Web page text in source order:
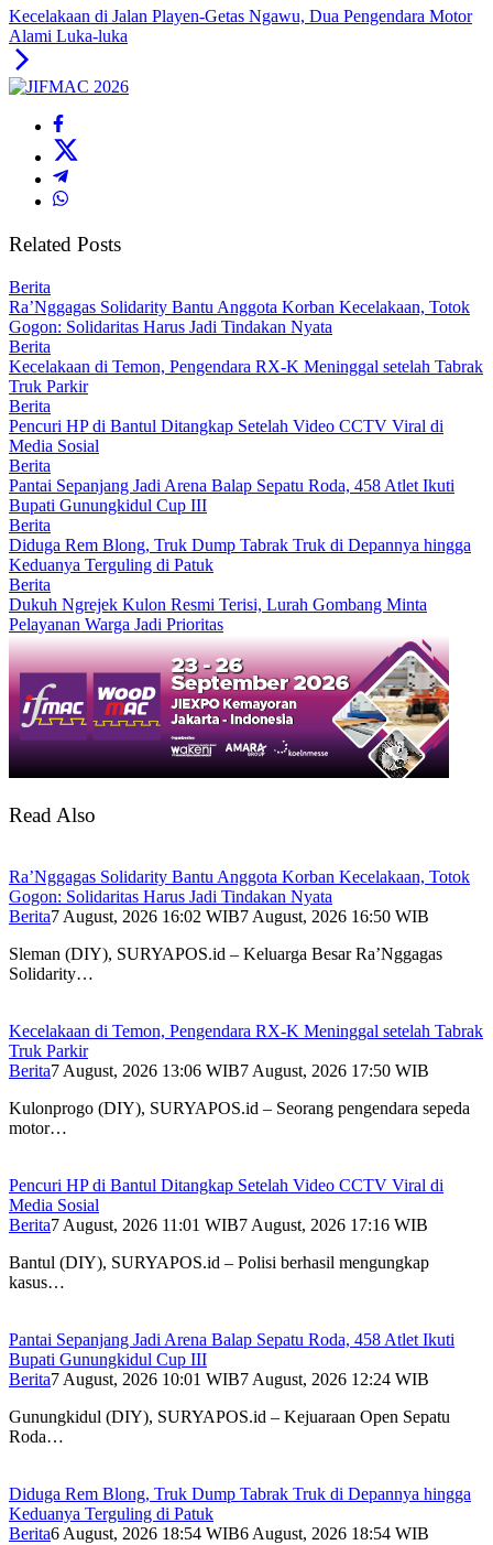
Kecelakaan di Jalan Playen-Getas Ngawu, Dua Pengendara Motor
Alami Luka-luka
Related Posts
Berita
Ra’Nggagas Solidarity Bantu Anggota Korban Kecelakaan, Totok
Gogon: Solidaritas Harus Jadi Tindakan Nyata
Berita
Kecelakaan di Temon, Pengendara RX-K Meninggal setelah Tabrak
Truk Parkir
Berita
Pencuri HP di Bantul Ditangkap Setelah Video CCTV Viral di
Media Sosial
Berita
Pantai Sepanjang Jadi Arena Balap Sepatu Roda, 458 Atlet Ikuti
Bupati Gunungkidul Cup III
Berita
Diduga Rem Blong, Truk Dump Tabrak Truk di Depannya hingga
Keduanya Terguling di Patuk
Berita
Dukuh Ngrejek Kulon Resmi Terisi, Lurah Gombang Minta
Pelayanan Warga Jadi Prioritas
Read Also
Ra’Nggagas Solidarity Bantu Anggota Korban Kecelakaan, Totok
Gogon: Solidaritas Harus Jadi Tindakan Nyata
Berita7 August, 2026 16:02 WIB7 August, 2026 16:50 WIB
Sleman (DIY), SURYAPOS.id – Keluarga Besar Ra’Nggagas
Solidarity…
Kecelakaan di Temon, Pengendara RX-K Meninggal setelah Tabrak
Truk Parkir
Berita7 August, 2026 13:06 WIB7 August, 2026 17:50 WIB
Kulonprogo (DIY), SURYAPOS.id – Seorang pengendara sepeda
motor…
Pencuri HP di Bantul Ditangkap Setelah Video CCTV Viral di
Media Sosial
Berita7 August, 2026 11:01 WIB7 August, 2026 17:16 WIB
Bantul (DIY), SURYAPOS.id – Polisi berhasil mengungkap
kasus…
Pantai Sepanjang Jadi Arena Balap Sepatu Roda, 458 Atlet Ikuti
Bupati Gunungkidul Cup III
Berita7 August, 2026 10:01 WIB7 August, 2026 12:24 WIB
Gunungkidul (DIY), SURYAPOS.id – Kejuaraan Open Sepatu
Roda…
Diduga Rem Blong, Truk Dump Tabrak Truk di Depannya hingga
Keduanya Terguling di Patuk
Berita6 August, 2026 18:54 WIB6 August, 2026 18:54 WIB